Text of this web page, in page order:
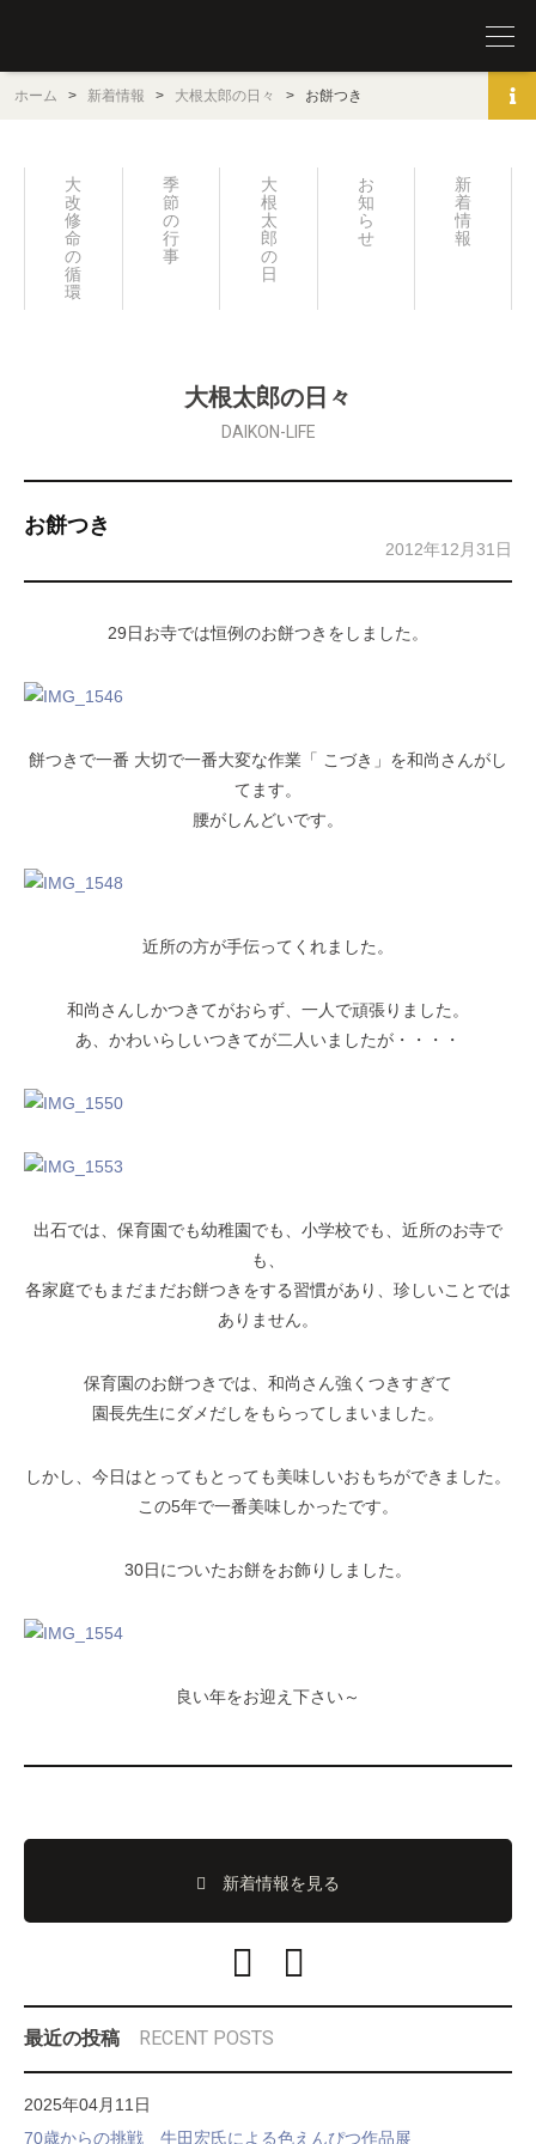
圓覚山 宗鏡寺（沢庵寺）
ホーム > 新着情報 > 大根太郎の日々 > お餅つき
新
着
情
報
お
知
ら
せ
大
根
太
郎
の
日々
季
節
の
行
事
大
改
修
命
の
循
環
大根太郎の日々
DAIKON-LIFE
お餅つき
2012年12月31日
29日お寺では恒例のお餅つきをしました。
餅つきで一番 大切で一番大変な作業「 こづき」を和尚さんがし
てます。
腰がしんどいです。
近所の方が手伝ってくれました。
和尚さんしかつきてがおらず、一人で頑張りました。
あ、かわいらしいつきてが二人いましたが・・・・
出石では、保育園でも幼稚園でも、小学校でも、近所のお寺で
も、
各家庭でもまだまだお餅つきをする習慣があり、珍しいことでは
ありません。
保育園のお餅つきでは、和尚さん強くつきすぎて
園長先生にダメだしをもらってしまいました。
しかし、今日はとってもとっても美味しいおもちができました。
この5年で一番美味しかったです。
30日についたお餅をお飾りしました。
良い年をお迎え下さい～
新着情報を見る
最近の投稿 RECENT POSTS
2025年04月11日
70歳からの挑戦 牛田宏氏による色えんぴつ作品展